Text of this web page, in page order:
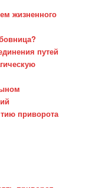
жизненного
путей
приворота